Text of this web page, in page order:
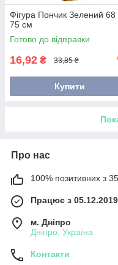
Фігура Пончик Зелений 68
75 см
Готово до відправки
16,92 ₴ 33,85 ₴
Купити
Про нас
100% позитивних з 35
Працює з 05.12.2019
м. Дніпро
Дніпро, Україна
Контакти